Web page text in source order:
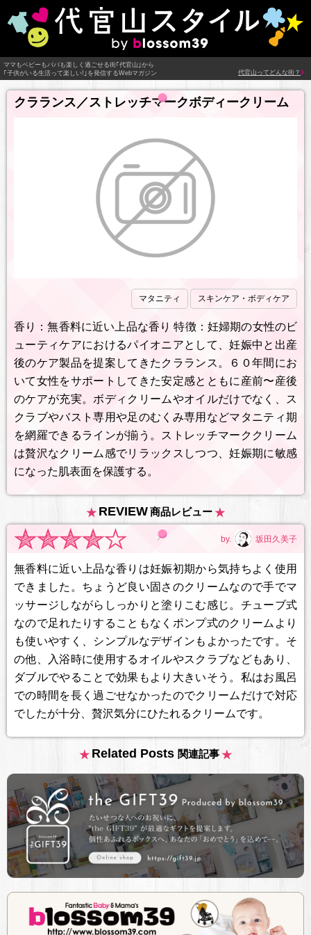
ママもベビーもパパも楽しく過ごせる街｢代官山｣から
｢子供がいる生活って楽しい!｣を発信するWebマガジン
代官山ってどんな街？
クラランス／ストレッチマークボディークリーム
マタニティ スキンケア・ボディケア
香り：無香料に近い上品な香り 特徴：妊婦期の女性のビ
ューティケアにおけるパイオニアとして、妊娠中と出産
後のケア製品を提案してきたクラランス。６０年間にお
いて女性をサポートしてきた安定感とともに産前〜産後
のケアが充実。ボディクリームやオイルだけでなく、ス
クラブやバスト専用や足のむくみ専用などマタニティ期
を網羅できるラインが揃う。ストレッチマーククリーム
は贅沢なクリーム感でリラックスしつつ、妊娠期に敏感
になった肌表面を保護する。
REVIEW商品レビュー
by. 坂田久美子
無香料に近い上品な香りは妊娠初期から気持ちよく使用
できました。ちょうど良い固さのクリームなので手でマ
ッサージしながらしっかりと塗りこむ感じ。チューブ式
なので足れたりすることもなくポンプ式のクリームより
も使いやすく、シンプルなデザインもよかったです。そ
の他、入浴時に使用するオイルやスクラブなどもあり、
ダブルでやることで効果もより大きいそう。私はお風呂
での時間を長く過ごせなかったのでクリームだけで対応
でしたが十分、贅沢気分にひたれるクリームです。
Related Posts 関連記事